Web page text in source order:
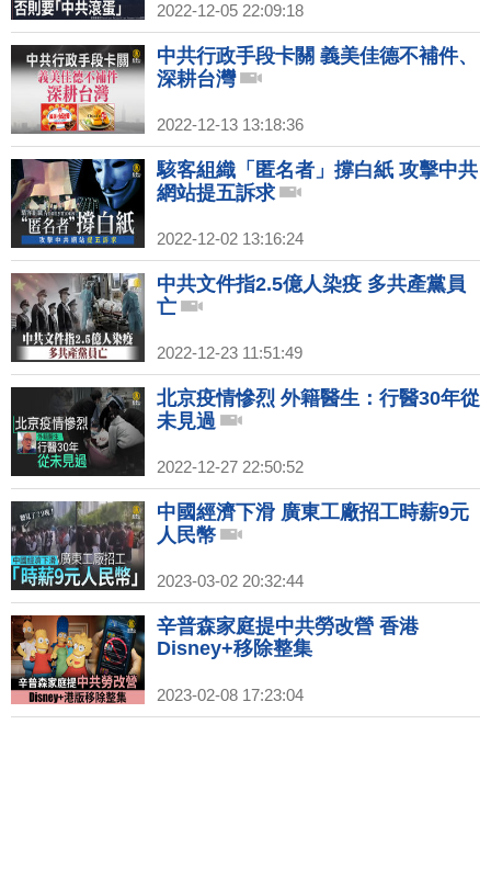
2022-12-05 22:09:18
中共行政手段卡關 義美佳德不補件、
深耕台灣
2022-12-13 13:18:36
駭客組織「匿名者」撐白紙 攻擊中共
網站提五訴求
2022-12-02 13:16:24
中共文件指2.5億人染疫 多共產黨員
亡
2022-12-23 11:51:49
北京疫情慘烈 外籍醫生：行醫30年從
未見過
2022-12-27 22:50:52
中國經濟下滑 廣東工廠招工時薪9元
人民幣
2023-03-02 20:32:44
辛普森家庭提中共勞改營 香港
Disney+移除整集
2023-02-08 17:23:04